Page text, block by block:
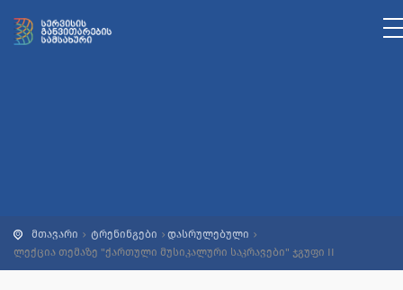
მთავარი ტრენინგები
დასრულებული
ლექცია თემაზე "ქართული მუსიკალური საკრავები" ჯგუფი II